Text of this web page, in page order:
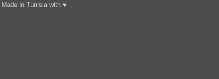
Made in Tunisia with ♥